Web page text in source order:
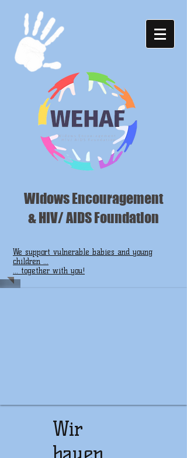
Widows Encouragement
& HIV/ AIDS Foundation
We support vulnerable babies and young
children ...
... together with you!
Wir